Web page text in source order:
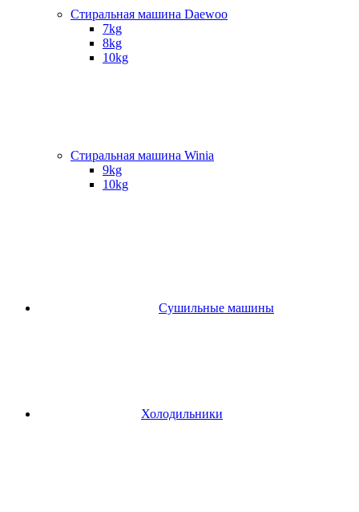
Стиральная машина Daewoo
7kg
8kg
10kg
Стиральная машина Winia
9kg
10kg
Сушильные машины
Холодильники